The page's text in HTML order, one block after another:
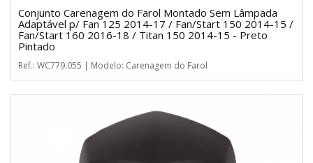
Conjunto Carenagem do Farol Montado Sem Lâmpada
Adaptável p/ Fan 125 2014-17 / Fan/Start 150 2014-15 /
Fan/Start 160 2016-18 / Titan 150 2014-15 - Preto
Pintado
Ref.: WC779.055 | Modelo: Carenagem do Farol